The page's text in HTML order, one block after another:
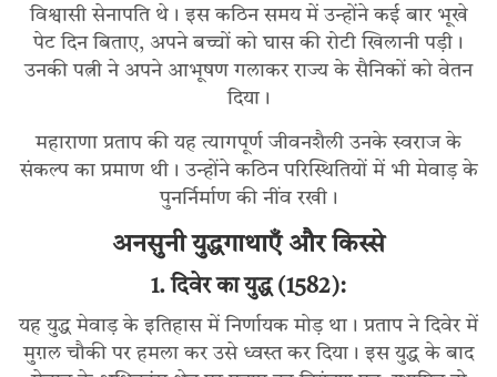
विश्वासी सेनापति थे। इस कठिन समय में उन्होंने कई बार भूखे
पेट दिन बिताए, अपने बच्चों को घास की रोटी खिलानी पड़ी।
उनकी पत्नी ने अपने आभूषण गलाकर राज्य के सैनिकों को वेतन
दिया।
महाराणा प्रताप की यह त्यागपूर्ण जीवनशैली उनके स्वराज के
संकल्प का प्रमाण थी। उन्होंने कठिन परिस्थितियों में भी मेवाड़ के
पुनर्निर्माण की नींव रखी।
अनसुनी युद्धगाथाएँ और किस्से
1. दिवेर का युद्ध (1582):
यह युद्ध मेवाड़ के इतिहास में निर्णायक मोड़ था। प्रताप ने दिवेर में
मुग़ल चौकी पर हमला कर उसे ध्वस्त कर दिया। इस युद्ध के बाद